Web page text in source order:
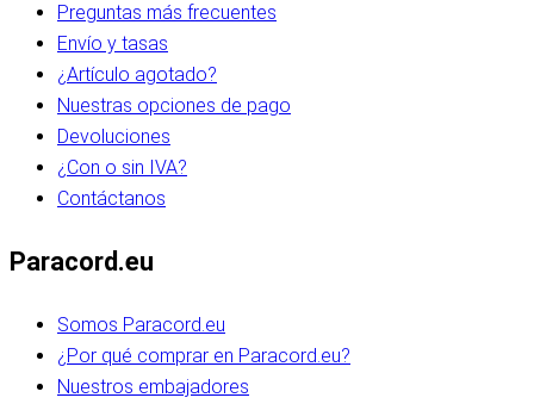
Preguntas más frecuentes
Envío y tasas
¿Artículo agotado?
Nuestras opciones de pago
Devoluciones
¿Con o sin IVA?
Contáctanos
Paracord.eu
Somos Paracord.eu
¿Por qué comprar en Paracord.eu?
Nuestros embajadores